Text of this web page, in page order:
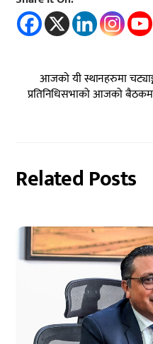
आजको यी स्थानहरुमा
प्रतिनिधिसभाको आजको
Related Posts